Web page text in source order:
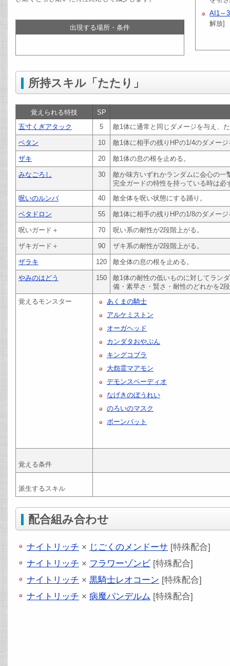
出現する場所・条件
AI1～
解放]
所持スキル「たたり」
覚えられる特技
SP
五寸くぎアタック
5 敵1体に通常と同じダメージを与え、
ベタン 10 敵1体に相手の残りHPの1/4のダメー
ザキ 20 敵1体の息の根を止める。
みなごろし 30
敵か味方いずれかランダムに会心の
完全ガードの特性を持っている時は
呪いのルンバ
40 敵全体を呪い状態にする踊り。
ベタドロン 55 敵1体に相手の残りHPの1/8のダメー
呪いガード＋ 70 呪い系の耐性が2段階上がる。
ザキガード＋ 90 ザキ系の耐性が2段階上がる。
ザラキ 120 敵全体の息の根を止める。
やみのはどう 150
敵1体の耐性の低いものに対してラン
備・素早さ・賢さ・耐性のどれかを2
覚えるモンスター
あくまの騎士
アルケミストン
オーガヘッド
カンダタおやぶん
キングコブラ
大怨霊マアモン
デモンスペーディオ
なげきのぼうれい
のろいのマスク
ボーンバット
覚える条件
派生するスキル
配合組み合わせ
ナイトリッチ × じごくのメンドーサ [特殊配合]
ナイトリッチ × フラワーゾンビ [特殊配合]
ナイトリッチ × 黒騎士レオコーン [特殊配合]
ナイトリッチ × 病魔パンデルム [特殊配合]